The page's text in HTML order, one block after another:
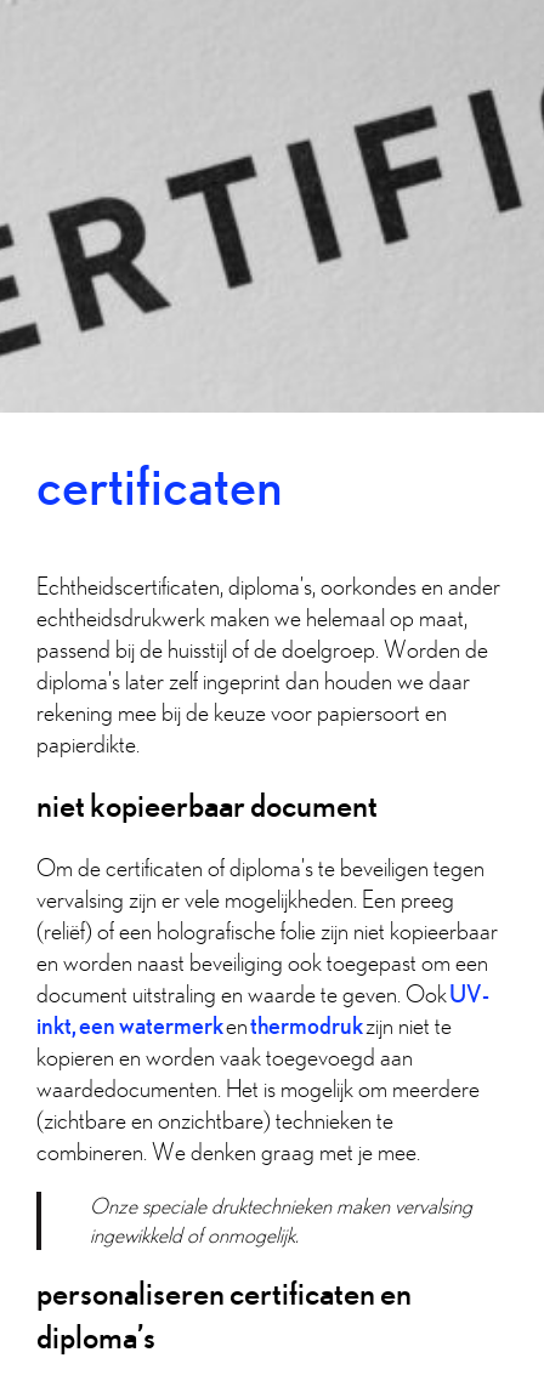
certificaten
Echtheidscertificaten, diploma’s, oorkondes en ander
echtheidsdrukwerk maken we helemaal op maat,
passend bij de huisstijl of de doelgroep. Worden de
diploma’s later zelf ingeprint dan houden we daar
rekening mee bij de keuze voor papiersoort en
papierdikte.
niet kopieerbaar document
Om de certificaten of diploma’s te beveiligen tegen
vervalsing zijn er vele mogelijkheden. Een preeg
(reliëf) of een holografische folie zijn niet kopieerbaar
en worden naast beveiliging ook toegepast om een
document uitstraling en waarde te geven. OokUV-
inkt,een watermerkenthermodrukzijn niet te
kopieren en worden vaak toegevoegd aan
waardedocumenten. Het is mogelijk om meerdere
(zichtbare en onzichtbare) technieken te
combineren. We denken graag met je mee.
Onze speciale druktechnieken maken vervalsing
ingewikkeld of onmogelijk.
personaliseren certificaten en
diploma’s